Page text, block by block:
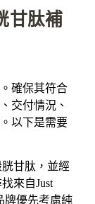
甘肽補
確保其符合
交付情況、
以下是需要
甘肽，並經
來自Just
牌優先考慮純